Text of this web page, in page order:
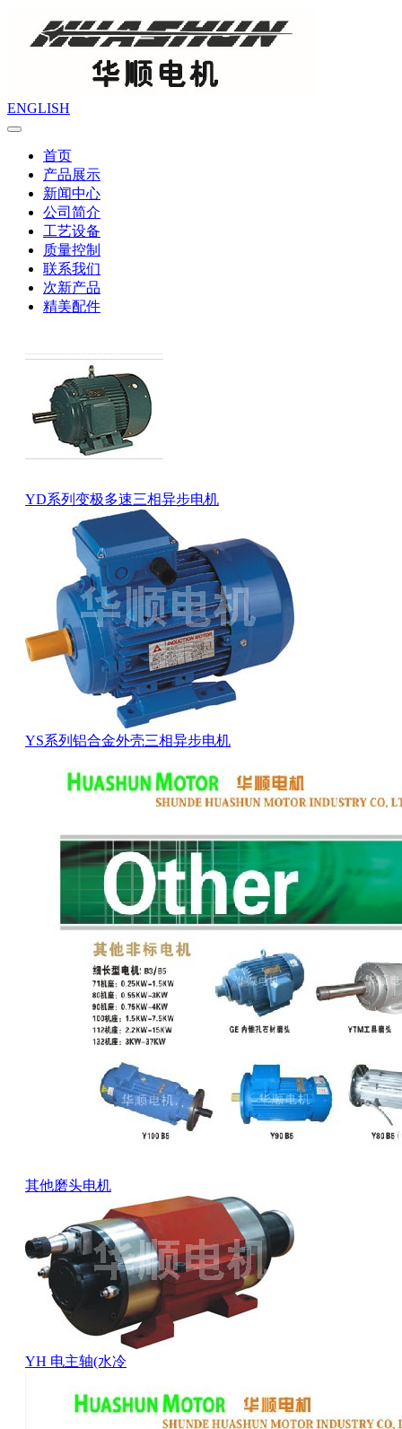
ENGLISH
首页
产品展示
新闻中心
公司简介
工艺设备
质量控制
联系我们
次新产品
精美配件
YD系列变极多速三相异步电机
YS系列铝合金外壳三相异步电机
其他磨头电机
YH 电主轴(水冷